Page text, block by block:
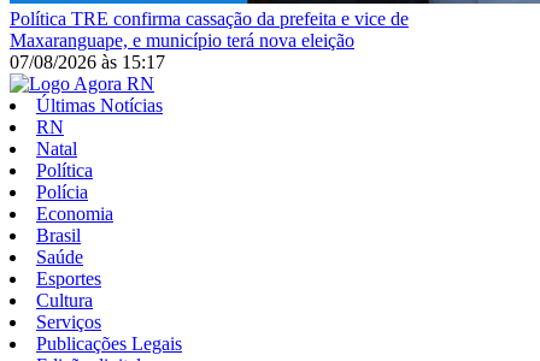
Política TRE confirma cassação da prefeita e vice de
Maxaranguape, e município terá nova eleição
07/08/2026 às 15:17
Últimas Notícias
RN
Natal
Política
Polícia
Economia
Brasil
Saúde
Esportes
Cultura
Serviços
Publicações Legais